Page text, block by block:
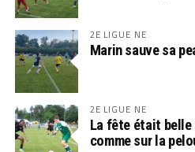
2E LIGUE NE
Marin sauve sa
2E LIGUE NE
La fête était belle
comme sur la